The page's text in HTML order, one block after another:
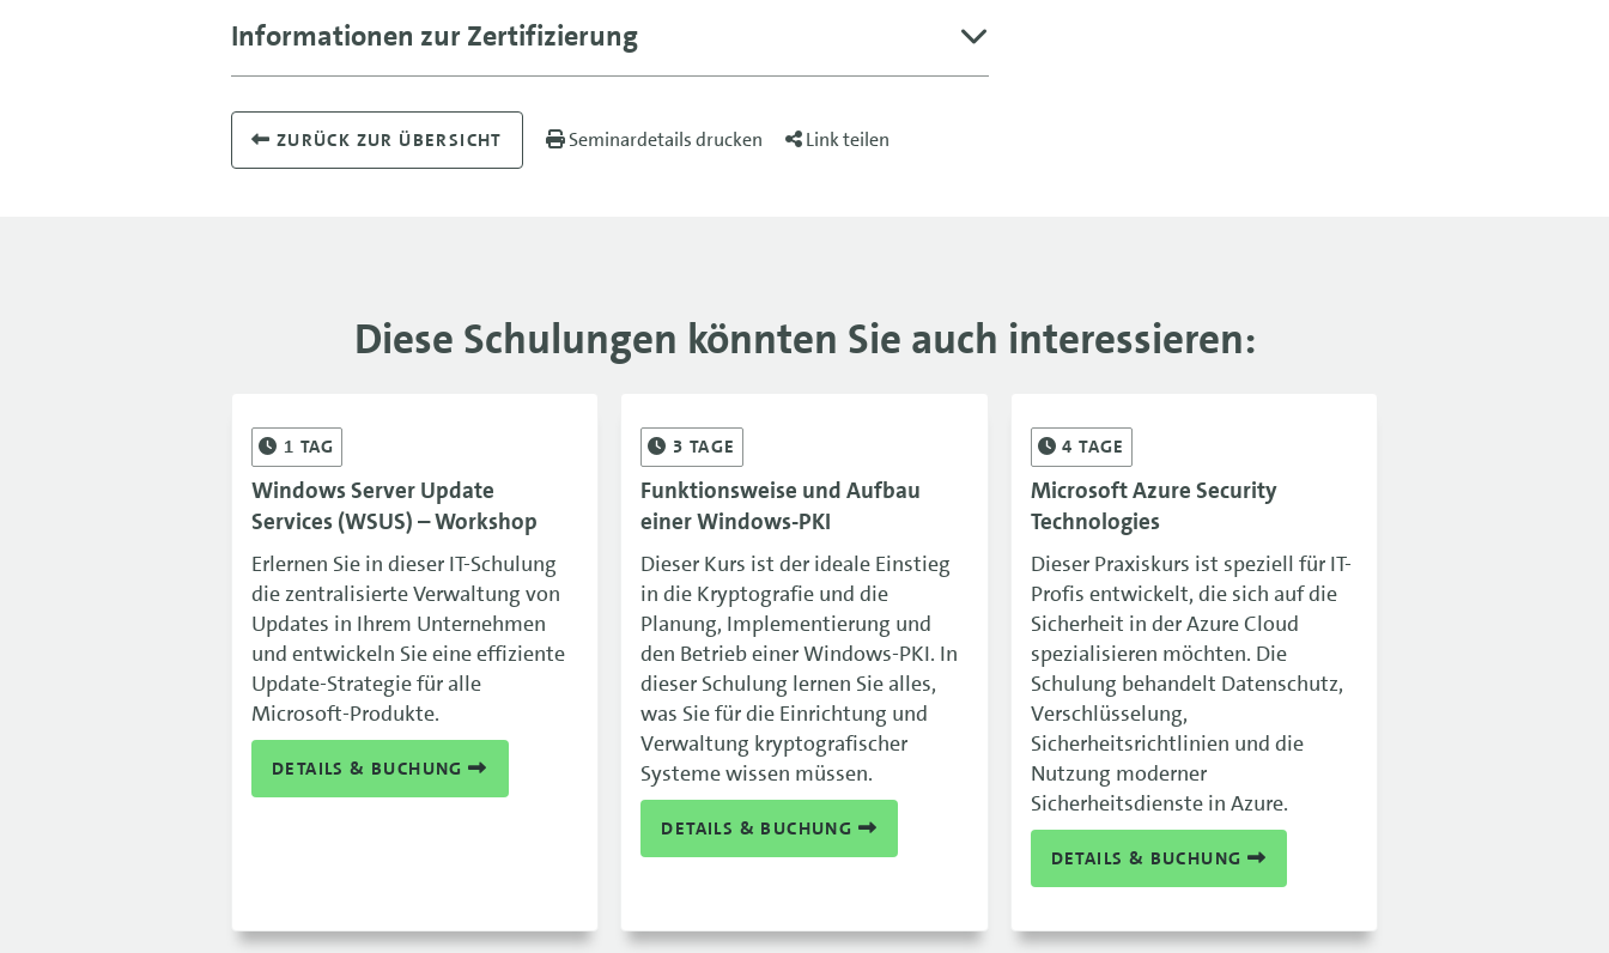
Informationen zur Zertifizierung
ZURÜCK ZUR ÜBERSICHT Seminardetails drucken Link teilen
Diese Schulungen könnten Sie auch interessieren:
1 TAG
Windows Server Update
Services (WSUS) – Workshop
Erlernen Sie in dieser IT-Schulung
die zentralisierte Verwaltung von
Updates in Ihrem Unternehmen
und entwickeln Sie eine effiziente
Update-Strategie für alle
Microsoft-Produkte.
DETAILS & BUCHUNG
3 TAGE
Funktionsweise und Aufbau
einer Windows-PKI
Dieser Kurs ist der ideale Einstieg
in die Kryptografie und die
Planung, Implementierung und
den Betrieb einer Windows-PKI. In
dieser Schulung lernen Sie alles,
was Sie für die Einrichtung und
Verwaltung kryptografischer
Systeme wissen müssen.
DETAILS & BUCHUNG
4TAGE
Microsoft Azure Security
Technologies
Dieser Praxiskurs ist speziell für IT-
Profis entwickelt, die sich auf die
Sicherheit in der Azure Cloud
spezialisieren möchten. Die
Schulung behandelt Datenschutz,
Verschlüsselung,
Sicherheitsrichtlinien und die
Nutzung moderner
Sicherheitsdienste in Azure.
DETAILS & BUCHUNG